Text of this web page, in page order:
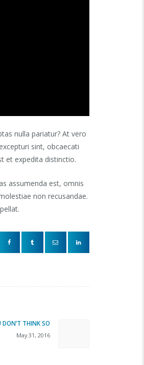
nulla pariatur? At vero
sint, obcaecati
et expedita distinctio.
assumenda est, omnis
non recusandae.
DON’T THINK SO
May 31, 2016